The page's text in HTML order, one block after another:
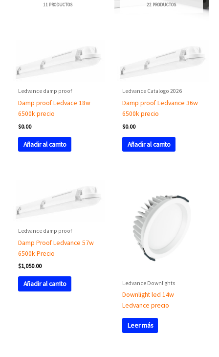
11 PRODUCTOS 22 PRODUCTOS
Ledvance damp proof
Damp proof Ledvace 18w
6500k precio
$0.00
Añadir al carrito
Ledvance Catalogo 2026
Damp proof Ledvance 36w
6500k precio
$0.00
Añadir al carrito
Ledvance damp proof
Damp Proof Ledvance 57w
6500k Precio
$1,050.00
Añadir al carrito Ledvance Downlights
Downlight led 14w
Ledvance precio
Leer más